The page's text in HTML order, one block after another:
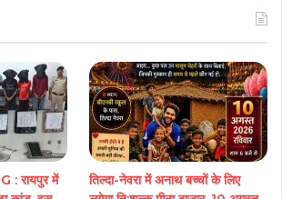
: रायपुर में
तिल्दा-नेवरा में अनाथ बच्चों के लिए